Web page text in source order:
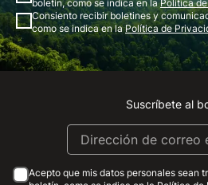
boletín, como se indica en laPolítica
Consiento recibir boletines y
como se indica en laPolítica de
Suscríbete al
Acepto que mis datos personales sean